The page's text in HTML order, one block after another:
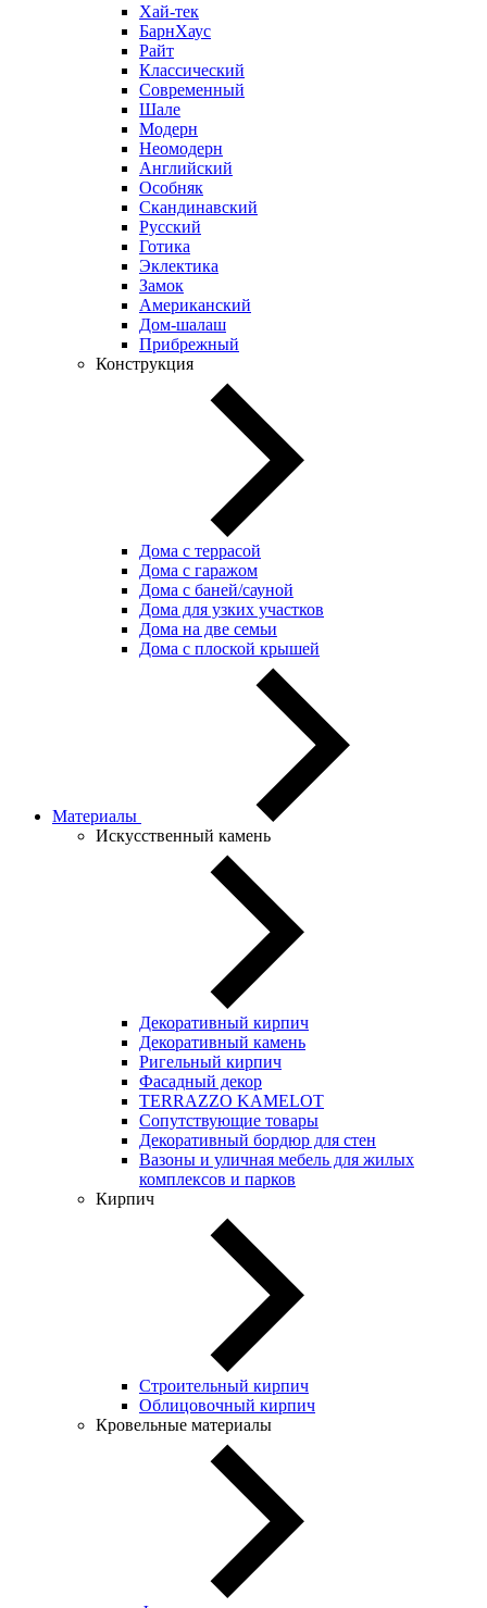
Хай-тек
БарнХаус
Райт
Классический
Современный
Шале
Модерн
Неомодерн
Английский
Особняк
Скандинавский
Русский
Готика
Эклектика
Замок
Американский
Дом-шалаш
Прибрежный
Конструкция
Дома с террасой
Дома с гаражом
Дома с баней/сауной
Дома для узких участков
Дома на две семьи
Дома с плоской крышей
Материалы
Искусственный камень
Декоративный кирпич
Декоративный камень
Ригельный кирпич
Фасадный декор
TERRAZZO KAMELOT
Сопутствующие товары
Декоративный бордюр для стен
Вазоны и уличная мебель для жилых
комплексов и парков
Кирпич
Строительный кирпич
Облицовочный кирпич
Кровельные материалы